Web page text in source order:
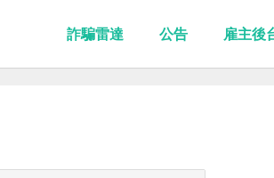
詐騙雷達 公告 雇主後